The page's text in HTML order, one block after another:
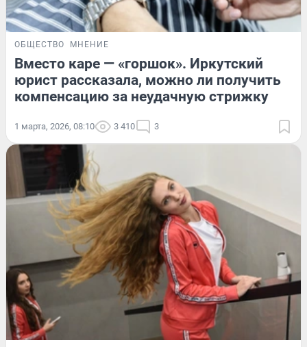
ОБЩЕСТВО МНЕНИЕ
Вместо каре — «горшок». Иркутский
юрист рассказала, можно ли получить
компенсацию за неудачную стрижку
1 марта, 2026, 08:10 3 410 3